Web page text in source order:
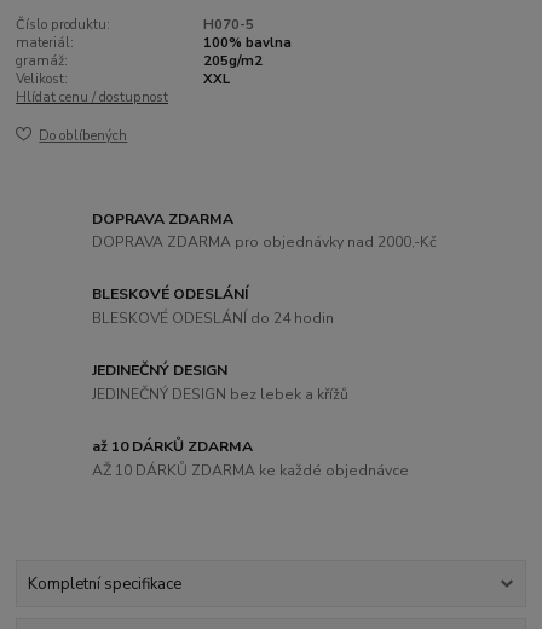
Číslo produktu:
H070-5
materiál:
100% bavlna
gramáž:
205g/m2
Velikost:
XXL
Hlídat cenu / dostupnost
Do oblíbených
DOPRAVA ZDARMA
DOPRAVA ZDARMA pro objednávky nad 2000,-Kč
BLESKOVÉ ODESLÁNÍ
BLESKOVÉ ODESLÁNÍ do 24 hodin
JEDINEČNÝ DESIGN
JEDINEČNÝ DESIGN bez lebek a křížů
až 10 DÁRKŮ ZDARMA
AŽ 10 DÁRKŮ ZDARMA ke každé objednávce
Kompletní specifikace